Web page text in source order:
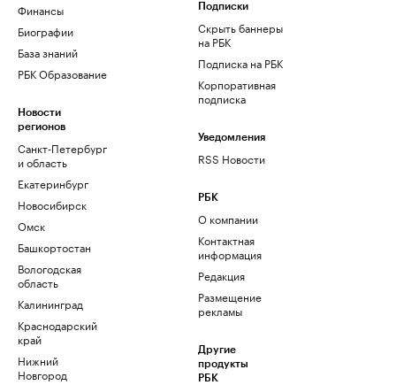
Финансы
Биографии
База знаний
РБК Образование
Новости
регионов
Санкт-Петербург
и область
Екатеринбург
Новосибирск
Омск
Башкортостан
Вологодская
область
Калининград
Краснодарский
край
Нижний
Новгород
Подписки
Скрыть баннеры
на РБК
Подписка на РБК
Корпоративная
подписка
Уведомления
RSS Новости
РБК
О компании
Контактная
информация
Редакция
Размещение
рекламы
Другие
продукты
РБК